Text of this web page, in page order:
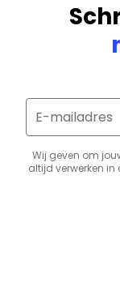
E-mailadres
Wij geven om
altijd verwerken